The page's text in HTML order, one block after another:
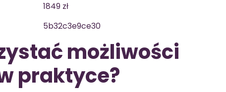
1849 zł
5b32c3e9ce30
możliwości
praktyce?